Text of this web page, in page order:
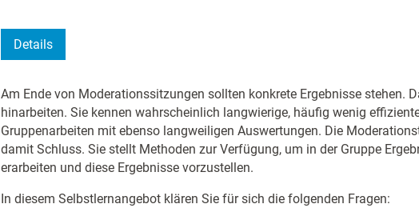
Details
Am Ende von Moderationssitzungen sollten konkrete Ergebnisse stehen.
hinarbeiten. Sie kennen wahrscheinlich langwierige, häufig wenig
Gruppenarbeiten mit ebenso langweiligen Auswertungen. Die
damit Schluss. Sie stellt Methoden zur Verfügung, um in der Gruppe
erarbeiten und diese Ergebnisse vorzustellen.
In diesem Selbstlernangebot klären Sie für sich die folgenden Fragen: